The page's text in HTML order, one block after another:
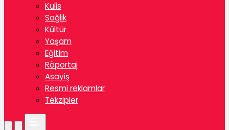
Kulis
Sağlik
Kültür
Yaşam
Eğitim
Röportaj
Asayiş
Resmi reklamlar
Tekzipler